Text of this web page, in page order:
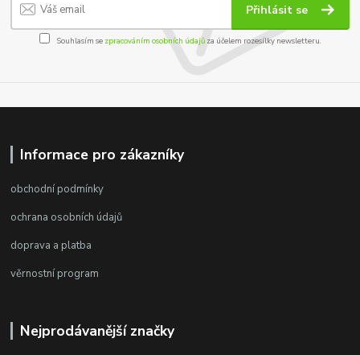
Přihlásit se
Souhlasím se zpracováním osobních údajůza účelem rozesílky newsletteru.
Informace pro zákazníky
obchodní podmínky
ochrana osobních údajů
doprava a platba
věrnostní program
Nejprodávanější značky